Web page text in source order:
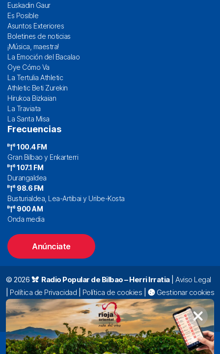
Euskadin Gaur
Es Posible
Asuntos Exteriores
Boletines de noticias
¡Música, maestra!
La Emoción del Bacalao
Oye Cómo Va
La Tertulia Athletic
Athletic Beti Zurekin
Hirukoa Bizkaian
La Traviata
La Santa Misa
Frecuencias
100.4 FM
Gran Bilbao y Enkarterri
107.1 FM
Durangaldea
98.6 FM
Busturialdea, Lea-Artibai y Uribe-Kosta
900 AM
Onda media
Anúnciate
© 2026 Radio Popular de Bilbao – Herri Irratia| Aviso Legal
Política de Privacidad Política de cookies
Gestionar cookies
Alda. Mazarredo, 47 – 7º 48009 Bilbao |
94 423 92 00|
oyentes@radiopopular.com